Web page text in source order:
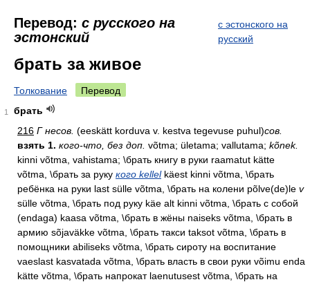
Перевод: с русского на
эстонский
с эстонского на
русский
брать за живое
Толкование Перевод
1
брать
216 Г несов. (eeskätt korduva v. kestva tegevuse puhul)сов.
взять 1. кого-что, без доп. võtma; ületama; vallutama; kõnek.
kinni võtma, vahistama; \брать книгу в руки raamatut kätte
võtma, \брать за руку кого kellelkäest kinni võtma, \брать
ребёнка на руки last sülle võtma, \брать на колени põlve(de)le v
sülle võtma, \брать под руку käe alt kinni võtma, \брать с собой
(endaga) kaasa võtma, \брать в жёны naiseks võtma, \брать в
армию sõjaväkke võtma, \брать такси taksot võtma, \брать в
помощники abiliseks võtma, \брать сироту на воспитание
vaeslast kasvatada võtma, \брать власть в свои руки võimu enda
kätte võtma, \брать напрокат laenutusest võtma, \брать на